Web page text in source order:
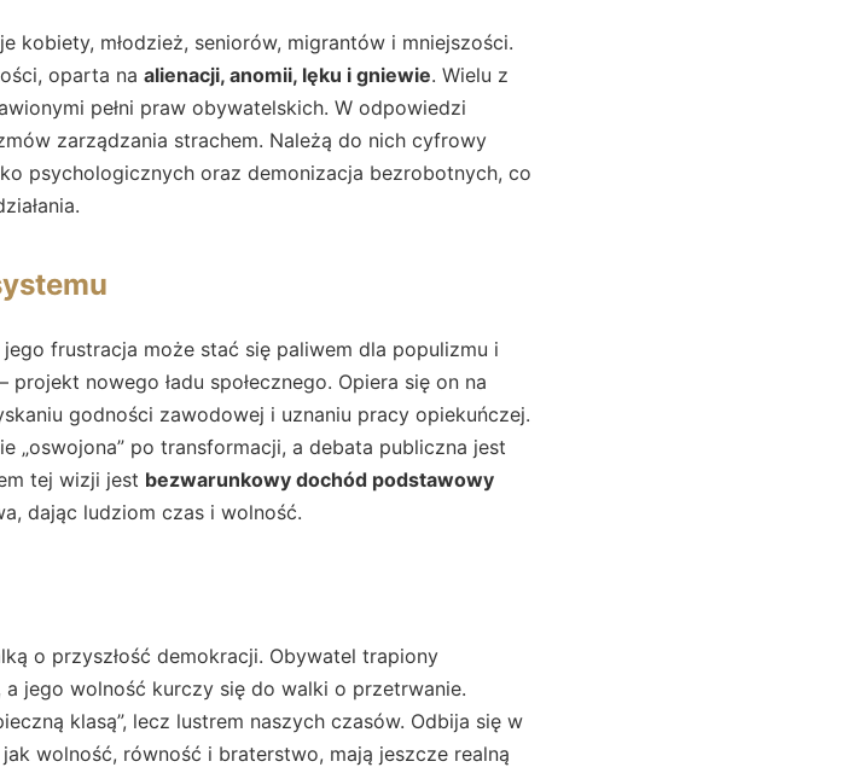
kobiety, młodzież, seniorów, migrantów i mniejszości.
oparta na alienacji, anomii, lęku i gniewie. Wielu z
pełni praw obywatelskich. W odpowiedzi
zarządzania strachem. Należą do nich cyfrowy
psychologicznych oraz demonizacja bezrobotnych, co
jego frustracja może stać się paliwem dla populizmu i
nowego ładu społecznego. Opiera się on na
godności zawodowej i uznaniu pracy opiekuńczej.
„oswojona” po transformacji, a debata publiczna jest
tej wizji jest bezwarunkowy dochód podstawowy
dając ludziom czas i wolność.
o przyszłość demokracji. Obywatel trapiony
jego wolność kurczy się do walki o przetrwanie.
klasą”, lecz lustrem naszych czasów. Odbija się w
wolność, równość i braterstwo, mają jeszcze realną